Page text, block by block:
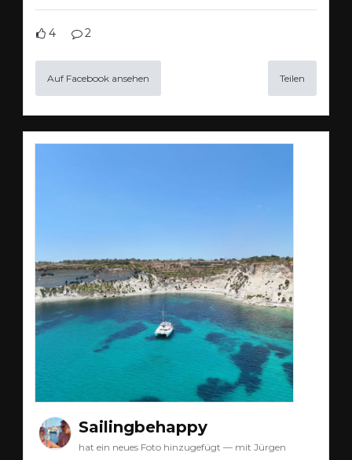
4 2
Auf Facebook ansehen Teilen
Sailingbehappy
hat ein neues Foto hinzugefügt — mit Jürgen